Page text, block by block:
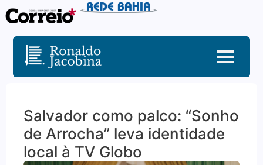
Salvador como palco: “Sonho
de Arrocha” leva identidade
local à TV Globo